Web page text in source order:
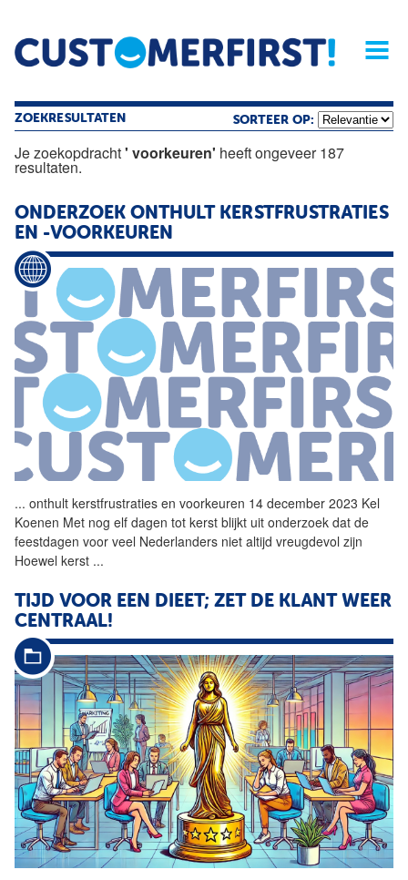
Home Opinie Archief
Magazine
ZOEKRESULTATEN SORTEER OP:
Je zoekopdracht' voorkeuren' heeft ongeveer 187
resultaten.
ONDERZOEK ONTHULT KERSTFRUSTRATIES
EN -VOORKEUREN
... onthult kerstfrustraties en voorkeuren 14 december 2023 Kel
Koenen Met nog elf dagen tot kerst blijkt uit onderzoek dat de
feestdagen voor veel Nederlanders niet altijd vreugdevol zijn
Hoewel kerst ...
TIJD VOOR EEN DIEET; ZET DE KLANT WEER
CENTRAAL!